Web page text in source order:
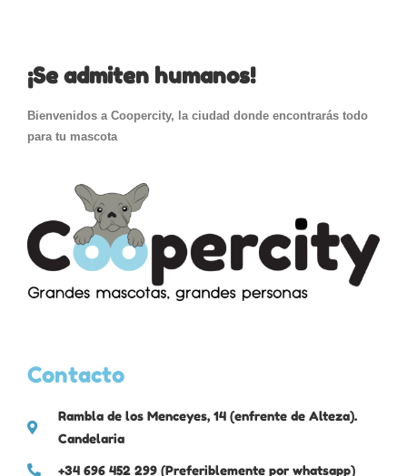
¡Se admiten humanos!
Bienvenidos a Coopercity, la ciudad donde encontrarás todo
para tu mascota
Contacto
Rambla de los Menceyes, 14 (enfrente de Alteza).
Candelaria
+34 696 452 299 (Preferiblemente por whatsapp)